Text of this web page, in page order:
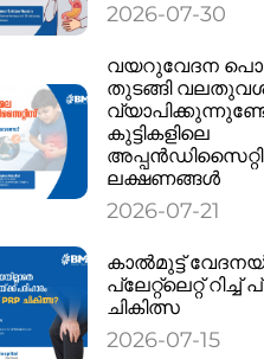
2026-07-30
വയറുവേദന
തുടങ്ങി
കുട്ടികളിലെ
ലക്ഷണങ്ങൾ
2026-07-21
കാൽമുട്ട്
പ്ലേറ്റ്‌ലെറ്റ് റിച്ച്
ചികിത്സ
2026-07-15